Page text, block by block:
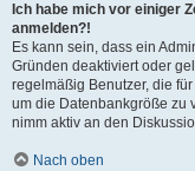
Ich habe mich vor einiger
anmelden?!
Es kann sein, dass ein
Gründen deaktiviert oder
regelmäßig Benutzer, die
um die Datenbankgröße zu
nimm aktiv an den
Nach oben